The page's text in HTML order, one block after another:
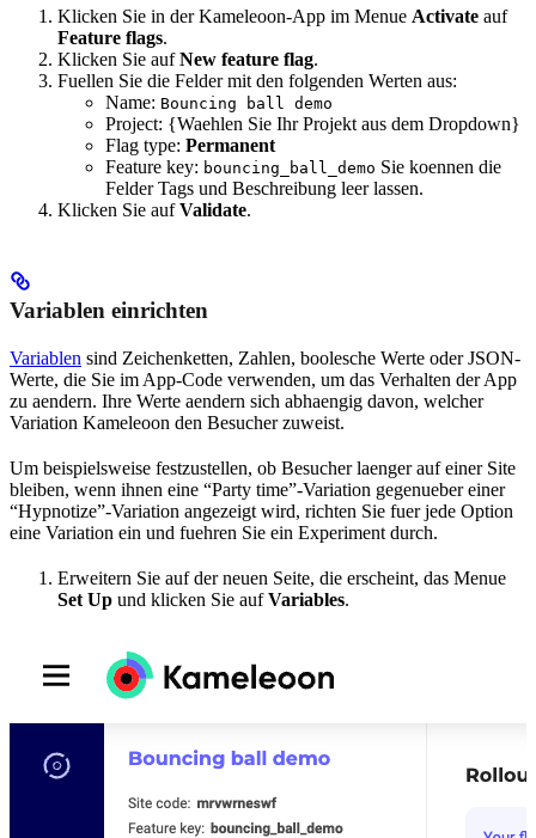
Klicken Sie in der Kameleoon-App im Menue Activate auf
Feature flags.
Klicken Sie aufNew feature flag.
Fuellen Sie die Felder mit den folgenden Werten aus:
Name: Bouncing ball demo
Project: {Waehlen Sie Ihr Projekt aus dem Dropdown}
Flag type: Permanent
Feature key: bouncing_ball_demo Sie koennen die
Felder Tags und Beschreibung leer lassen.
Klicken Sie aufValidate.
Variablen einrichten
Variablen sind Zeichenketten, Zahlen, boolesche Werte oder JSON-
Werte, die Sie im App-Code verwenden, um das Verhalten der App
zu aendern. Ihre Werte aendern sich abhaengig davon, welcher
Variation Kameleoon den Besucher zuweist.
Um beispielsweise festzustellen, ob Besucher laenger auf einer Site
bleiben, wenn ihnen eine “Party time”-Variation gegenueber einer
“Hypnotize”-Variation angezeigt wird, richten Sie fuer jede Option
eine Variation ein und fuehren Sie ein Experiment durch.
Erweitern Sie auf der neuen Seite, die erscheint, das Menue
Set Up und klicken Sie aufVariables.